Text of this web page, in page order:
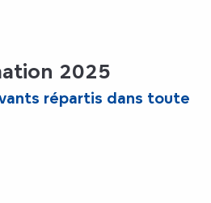
2025
répartis dans toute